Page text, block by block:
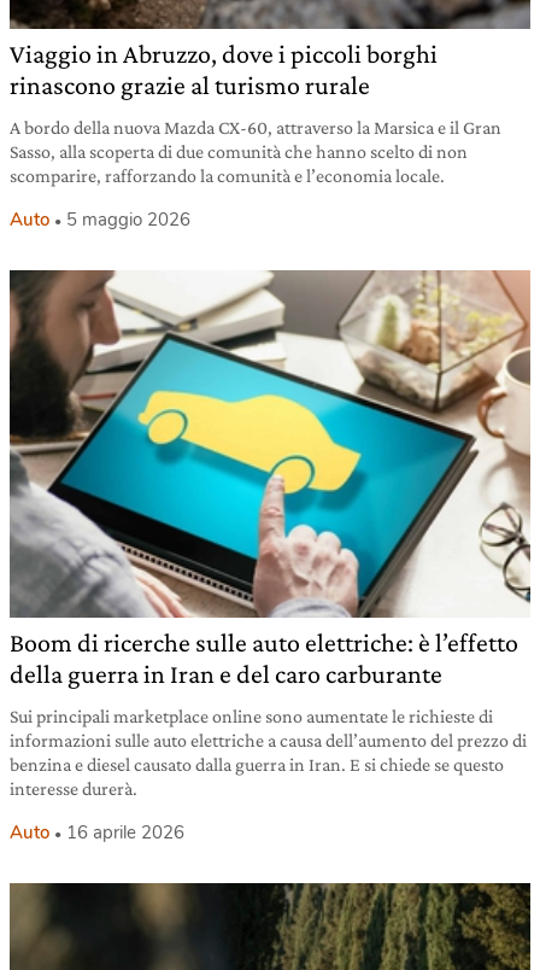
Viaggio in Abruzzo, dove i piccoli borghi
rinascono grazie al turismo rurale
A bordo della nuova Mazda CX-60, attraverso la Marsica e il Gran
Sasso, alla scoperta di due comunità che hanno scelto di non
scomparire, rafforzando la comunità e l’economia locale.
Auto 5 maggio 2026
Boom di ricerche sulle auto elettriche: è l’effetto
della guerra in Iran e del caro carburante
Sui principali marketplace online sono aumentate le richieste di
informazioni sulle auto elettriche a causa dell’aumento del prezzo di
benzina e diesel causato dalla guerra in Iran. E si chiede se questo
interesse durerà.
Auto 16 aprile 2026